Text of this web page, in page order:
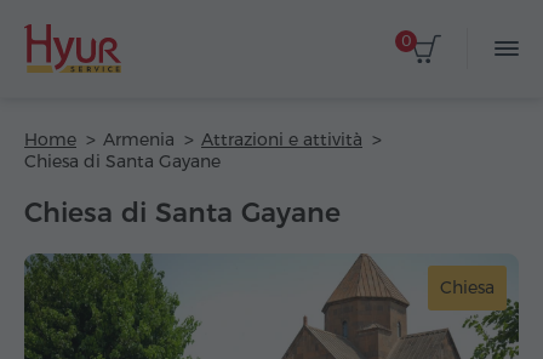
0
Home Armenia
Attrazioni e attività
Chiesa di Santa Gayane
Chiesa di Santa Gayane
Chiesa